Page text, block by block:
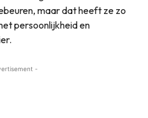
maar dat heeft ze zo
persoonlijkheid en
-